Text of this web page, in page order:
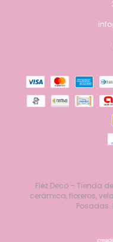
Fiez Deco – Tienda
cerámica, floreros,
Posadas.